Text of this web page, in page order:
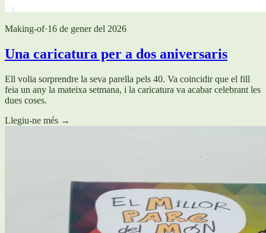
Making-of·16 de gener del 2026
Una caricatura per a dos aniversaris
Ell volia sorprendre la seva parella pels 40. Va coincidir que el fill
feia un any la mateixa setmana, i la caricatura va acabar celebrant les
dues coses.
Llegiu-ne més →